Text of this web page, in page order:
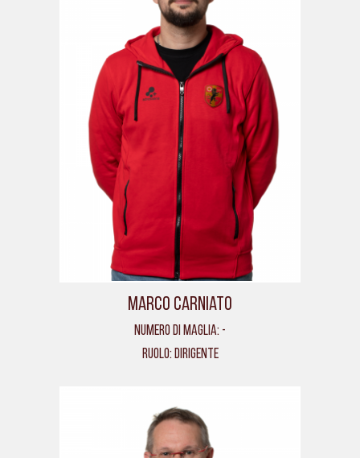
Marco Carniato
Numero di maglia: -
Ruolo: Dirigente